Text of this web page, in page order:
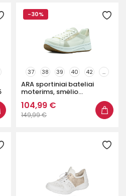
-30%
37 38 39 40 42 ...
ARA sportiniai bateliai
moterims, smėlio...
104,99 €
149,99 €